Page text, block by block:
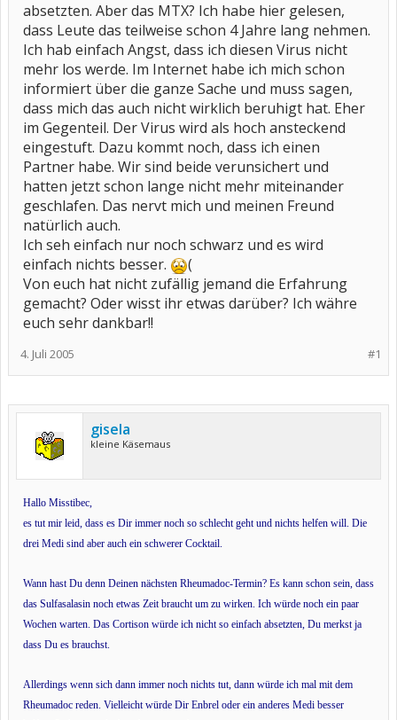
absetzten. Aber das MTX? Ich habe hier gelesen,
dass Leute das teilweise schon 4 Jahre lang nehmen.
Ich hab einfach Angst, dass ich diesen Virus nicht
mehr los werde. Im Internet habe ich mich schon
informiert über die ganze Sache und muss sagen,
dass mich das auch nicht wirklich beruhigt hat. Eher
im Gegenteil. Der Virus wird als hoch ansteckend
eingestuft. Dazu kommt noch, dass ich einen
Partner habe. Wir sind beide verunsichert und
hatten jetzt schon lange nicht mehr miteinander
geschlafen. Das nervt mich und meinen Freund
natürlich auch.
Ich seh einfach nur noch schwarz und es wird
einfach nichts besser.
(
Von euch hat nicht zufällig jemand die Erfahrung
gemacht? Oder wisst ihr etwas darüber? Ich währe
euch sehr dankbar!!
#1
4. Juli 2005
gisela
kleine Käsemaus
Hallo Misstibec,
es tut mir leid, dass es Dir immer noch so schlecht geht und nichts helfen will. Die
drei Medi sind aber auch ein schwerer Cocktail.
Wann hast Du denn Deinen nächsten Rheumadoc-Termin? Es kann schon sein, dass
das Sulfasalasin noch etwas Zeit braucht um zu wirken. Ich würde noch ein paar
Wochen warten. Das Cortison würde ich nicht so einfach absetzten, Du merkst ja
dass Du es brauchst.
Allerdings wenn sich dann immer noch nichts tut, dann würde ich mal mit dem
Rheumadoc reden. Vielleicht würde Dir Enbrel oder ein anderes Medi besser